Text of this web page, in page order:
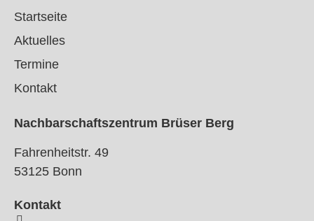
Startseite
Aktuelles
Termine
Kontakt
Nachbarschaftszentrum Brüser Berg
Fahrenheitstr. 49
53125 Bonn
Kontakt